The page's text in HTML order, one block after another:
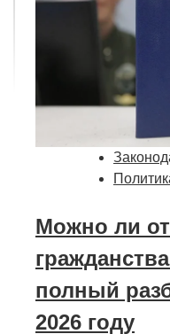
Можно ли
полный
2026 году